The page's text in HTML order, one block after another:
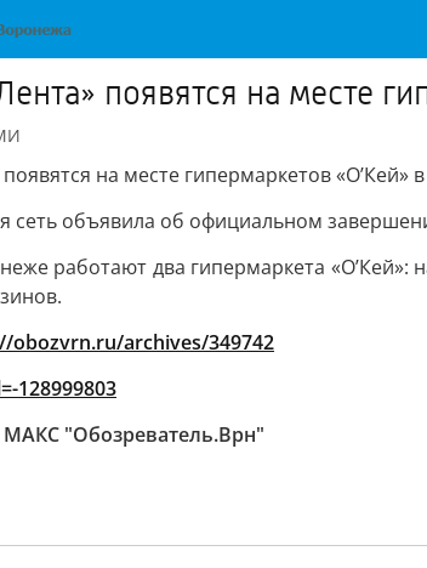
появятся на месте
на месте гипермаркетов «О’Кей»
сеть объявила об официальном
работают два гипермаркета «О’Кей»:
obozvrn.ru/archives/349742
128999803
МАКС "Обозреватель.Врн"